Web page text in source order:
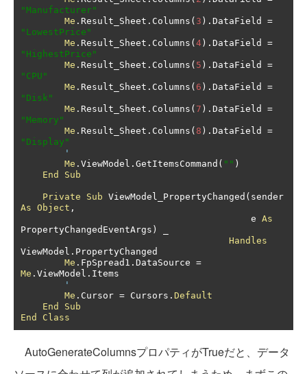
"Manufacturer"
Me . Result_Sheet . Columns ( 3 ). DataField =
"LowestPrice"
Me . Result_Sheet . Columns ( 4 ). DataField =
"HighestPrice"
Me . Result_Sheet . Columns ( 5 ). DataField =
"CPU"
Me . Result_Sheet . Columns ( 6 ). DataField =
"Disk"
Me . Result_Sheet . Columns ( 7 ). DataField =
"Memory"
Me . Result_Sheet . Columns ( 8 ). DataField =
"Display"
'
Me . ViewModel . GetItemsCommand ( "" )
End
Sub
Private Sub ViewModel_PropertyChanged (
As Object ,
                                          e
As
PropertyChangedEventArgs )
Handles
ViewModel . PropertyChanged
Me . FpSpread1 . DataSource =
Me . ViewModel . Items
'
Me . Cursor = Cursors . Default
End
Sub
End
Class
AutoGenerateColumnsプロパティがTrueだと、データ